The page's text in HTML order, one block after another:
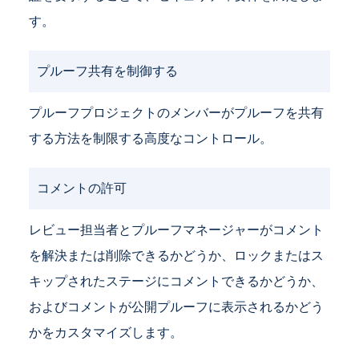
す。
プルーフ共有を制御する
プルーフプロジェクトのメンバーがプルーフを共有
する方法を制限する高度なコントロール。
コメントの許可
レビュー担当者とプルーフマネージャーがコメント
を解決または削除できるかどうか、ロックまたはス
キップされたステージにコメントできるかどうか、
およびコメントが公開プルーフに表示されるかどう
かをカスタマイズします。